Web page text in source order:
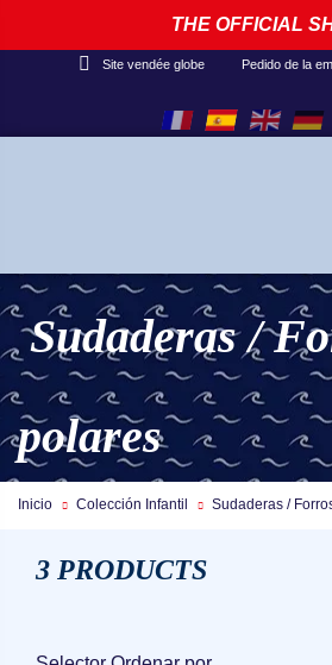
THE OFFICIAL
Site vendée globe Pedido de la
Sudaderas /
polares
Inicio Colección Infantil Sudaderas /
3 PRODUCTS